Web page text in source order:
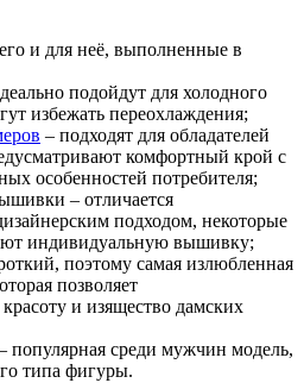
и для неё, выполненные в
подойдут для холодного
избежать переохлаждения;
– подходят для обладателей
комфортный крой с
особенностей потребителя;
– отличается
подходом, некоторые
индивидуальную вышивку;
поэтому самая излюбленная
позволяет
и изящество дамских
популярная среди мужчин модель,
типа фигуры.